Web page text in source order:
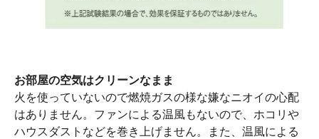
お部屋の空気はクリーンなまま
火を使っていないので燃焼ガスの様な嫌なニオイの心配
はありません。ファンによる温風もないので、ホコリや
ハウスダストなどを巻き上げません。また、温風による